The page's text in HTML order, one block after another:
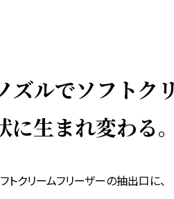
ズルでソフトク
に生まれ変わる。
フトクリームフリーザーの抽出口に、